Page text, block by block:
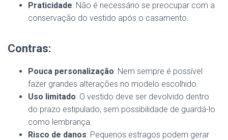
Praticidade: Não é necessário se preocupar com a
conservação do vestido após o casamento.
Contras:
Pouca personalização: Nem sempre é possível
fazer grandes alterações no modelo escolhido.
Uso limitado: O vestido deve ser devolvido dentro
do prazo estipulado, sem possibilidade de guardá-lo
como lembrança.
Risco de danos: Pequenos estragos podem gerar